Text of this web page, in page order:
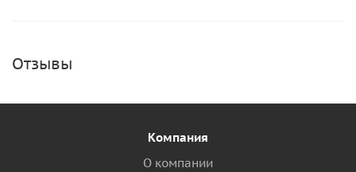
Отзывы
Компания
О компании